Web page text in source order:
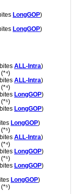
LongGOP)
LongGOP)
ALL-Intra)
ALL-Intra)
LongGOP)
LongGOP)
LongGOP)
ALL-Intra)
LongGOP)
LongGOP)
LongGOP)